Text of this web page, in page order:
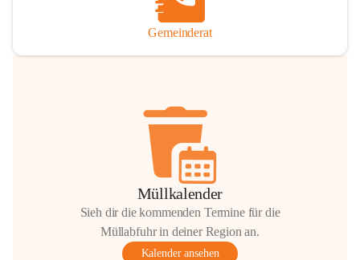
Gemeinderat
Müllkalender
Sieh dir die kommenden Termine für die
Müllabfuhr in deiner Region an.
Kalender ansehen